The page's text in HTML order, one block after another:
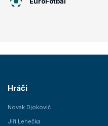
Hráči
Novak Djokovič
Jiří Lehečka